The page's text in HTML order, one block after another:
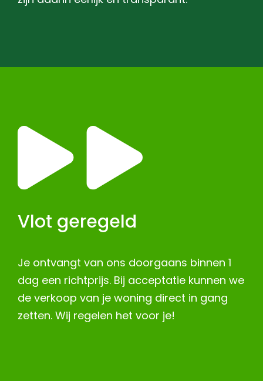
Vlot geregeld
Je ontvangt van ons doorgaans binnen 1
dag een richtprijs. Bij acceptatie kunnen we
de verkoop van je woning direct in gang
zetten. Wij regelen het voor je!